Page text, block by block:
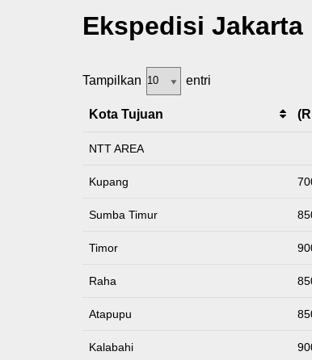
Ekspedisi Jakarta
Tampilkan entri
Kota Tujuan
NTT AREA
Kupang
Sumba Timur
Timor
Raha
Atapupu
Kalabahi